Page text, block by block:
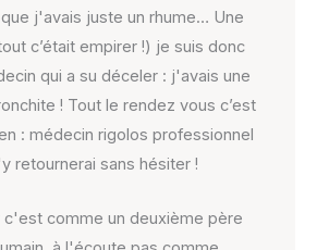
j'avais juste un rhume… Une
c’était empirer !) je suis donc
qui a su déceler : j'avais une
! Tout le rendez vous c’est
: médecin rigolos professionnel
retournerai sans hésiter !
comme un deuxième père